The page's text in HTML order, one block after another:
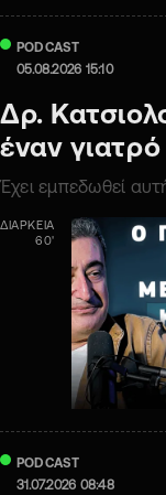
PODCAST
05.08.2026 15:10
Δρ.
έναν
Έχει εμπεδωθεί
ΔΙΑΡΚΕΙΑ
60'
PODCAST
31.07.2026 08:48